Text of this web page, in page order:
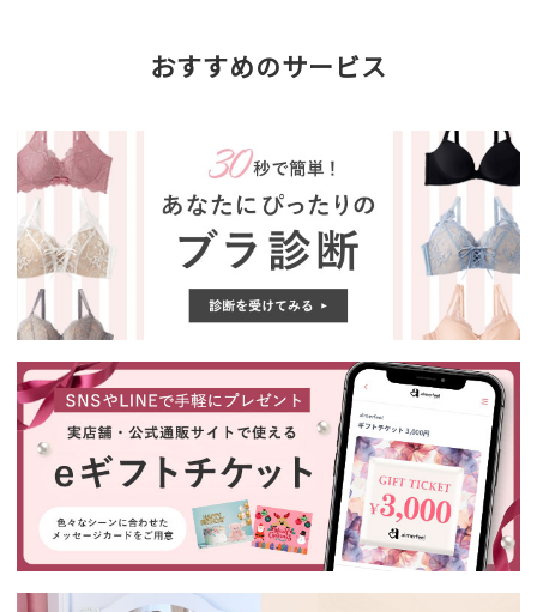
おすすめのサービス